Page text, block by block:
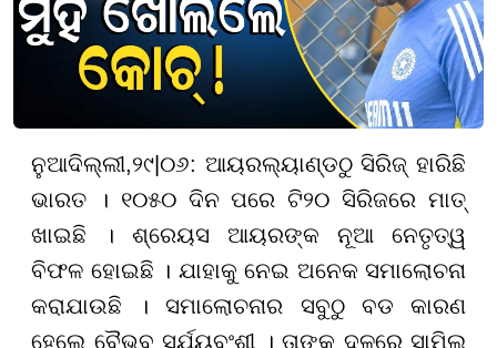
ନୁଆଦିଲ୍ଲୀ,୨୯|୦୬: ଆୟରଲ୍ୟାଣ୍ଡଠୁ ସିରିଜ୍ ହାରିଛି
ଭାରତ । ୧୦୫୦ ଦିନ ପରେ ଟି୨୦ ସିରିଜରେ ମାତ୍
ଖାଇଛି । ଶ୍ରେୟସ ଆୟରଙ୍କ ନୂଆ ନେତୃତ୍ୱ
ବିଫଳ ହୋଇଛି । ଯାହାକୁ ନେଇ ଅନେକ ସମାଲୋଚନା
କରାଯାଉଛି । ସମାଲୋଚନାର ସବୁଠୁ ବଡ କାରଣ
ହେଲେ ବୈଭବ ସୂର୍ଯ୍ୟବଂଶୀ । ତାଙ୍କୁ ଦଳରେ ସାମିଲ